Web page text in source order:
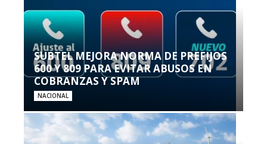
SUBTEL MEJORA NORMA DE PREFIJOS
600 Y 809 PARA EVITAR ABUSOS EN
COBRANZAS Y SPAM
NACIONAL